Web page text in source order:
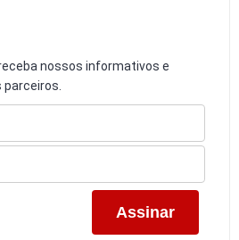
nossos informativos e